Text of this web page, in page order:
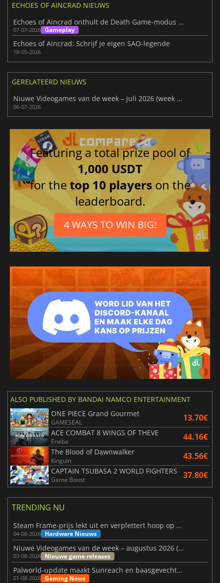
ECHOES OF AINCRAD NIEUWS
Echoes of Aincrad onthult de Death Game-modus nog voor de lancering
07-07-2026 Gameplay
Echoes of Aincrad: Schrijf je eigen SAO-legende
18-05-2026
GERELATEERD NIEUWS
Niuwe Videogames van de week – juli 2026 (week 28)
06-07-2026
Featuring a total prize pool of
1,000 USDT
for thetop 10 players on the
leaderboard.
4 WAYS TO WIN BIG!
ALSO PUBLISHED BY BANDAI NAMCO ENTERTAINMENT
ONE PIECE Grand Gourmet
GAMESEAL 13.70€
ACE COMBAT 8 WINGS OF THEVE
Eneba 44.16€
The Blood of Dawnwalker
Kinguin 43.56€
CAPTAIN TSUBASA 2 WORLD FIGHTERS
Game Boost 37.80€
TRENDING NU
Steam Frame-prijs lekt uit en verplettert hoop op betaalbare VR
04-08-2026 Hardware Nieuws
Niuwe Videogames van de week – augustus 2026 (week 32)
03-08-2026 Nieuwe game releases
Palworld-update maakt Sunreach en baasgevechten stabieler
01-08-2026 Gaming News